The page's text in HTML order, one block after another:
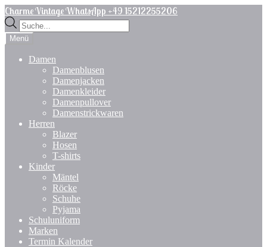
Zur
Navigation
springen
Zum
Inhalt
springen
Charme Vintage WhatsApp +49 15212255206
Products
search
Menü
Damen
Damenblusen
Damenjacken
Damenkleider
Damenpullover
Damenstrickwaren
Herren
Blazer
Hosen
T-shirts
Kinder
Mäntel
Röcke
Schuhe
Pyjama
Schuluniform
Marken
Termin Kalender